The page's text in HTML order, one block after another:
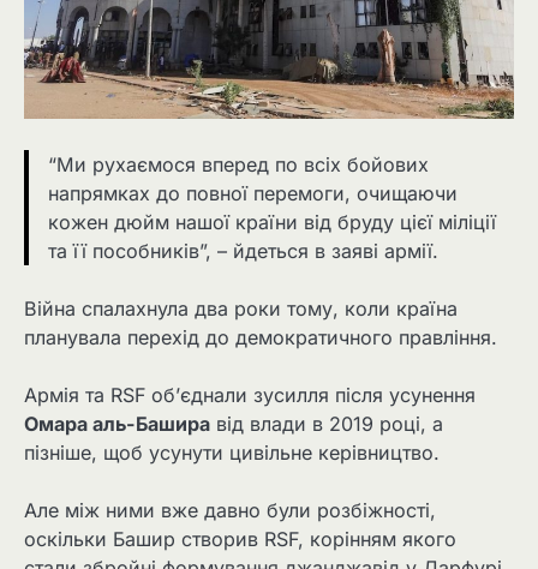
“Ми рухаємося вперед по всіх бойових
напрямках до повної перемоги, очищаючи
кожен дюйм нашої країни від бруду цієї міліції
та її пособників”, – йдеться в заяві армії.
Війна спалахнула два роки тому, коли країна
планувала перехід до демократичного правління.
Армія та RSF об’єднали зусилля після усунення
Омара аль-Башира від влади в 2019 році, а
пізніше, щоб усунути цивільне керівництво.
Але між ними вже давно були розбіжності,
оскільки Башир створив RSF, корінням якого